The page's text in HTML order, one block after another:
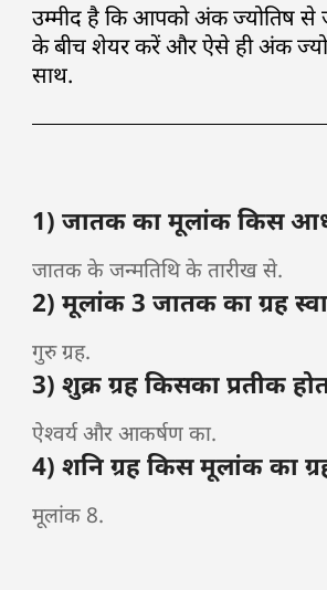
उम्मीद है कि आपको अंक ज्योतिष
के बीच शेयर करें और ऐसे ही अंक
साथ.
1) जातक का मूलांक किस
जातक के जन्मतिथि के तारीख से.
2) मूलांक 3 जातक का ग्रह
गुरु ग्रह.
3) शुक्र ग्रह किसका प्रतीक
ऐश्वर्य और आकर्षण का.
4) शनि ग्रह किस मूलांक का
मूलांक 8.